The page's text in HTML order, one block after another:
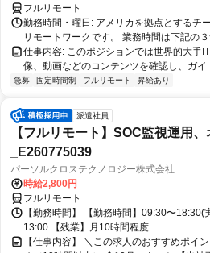
フルリモート
勤務時間・曜日: アメリカを拠点とするチ
リモートワークです。 業務時間は下記の
仕事内容: このポジションでは世界的大手
像、動画などのコンテンツを確認し、ガ
急募 固定時間制 フルリモート 昇給あり
派遣社員
【フルリモート】SOC監視運用
_E260775039
パーソルクロステクノロジー株式会社
時給2,800円
フルリモート
【勤務時間】 【勤務時間】09:30〜
13:00 【残業】月10時間程度
【仕事内容】 ＼この求人のおすすめポ